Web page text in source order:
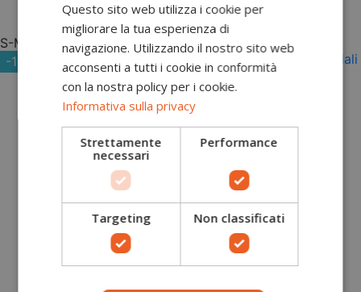
Aggiungi al carrello
S-M
-10%
Questo sito web utilizza i cookie per
migliorare la tua esperienza di
navigazione. Utilizzando il nostro sito web
acconsenti a tutti i cookie in conformità
con la nostra policy per i cookie.
Informativa sulla privacy
Strettamente
necessari
Performance
Targeting Non classificati